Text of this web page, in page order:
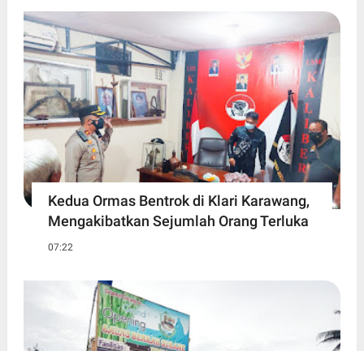
Kedua Ormas Bentrok di Klari Karawang,
Mengakibatkan Sejumlah Orang Terluka
07:22